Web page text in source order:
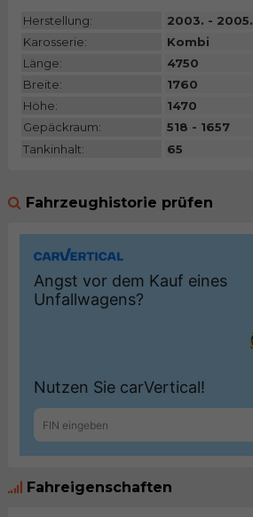
Herstellung:
2003. - 2005.
Karosserie:
Kombi
Länge:
4750
Breite:
1760
Höhe:
1470
Gepäckraum:
518 - 1657
Tankinhalt:
65
Fahrzeughistorie prüfen
Fahreigenschaften